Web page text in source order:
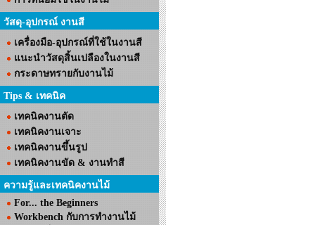
วัสดุ-อุปกรณ์ งานสี
เครื่องมือ-อุปกรณ์ที่ใช้ในงานสี
แนะนำวัสดุสิ้นเปลืองในงานสี
กระดาษทรายกับงานไม้
Tips & เทคนิค
เทคนิคงานตัด
เทคนิคงานเจาะ
เทคนิคงานขึ้นรูป
เทคนิคงานขัด & งานทำสี
ความรู้และเทคนิคงานไม้
For... the Beginners
Workbench กับการทำงานไม้